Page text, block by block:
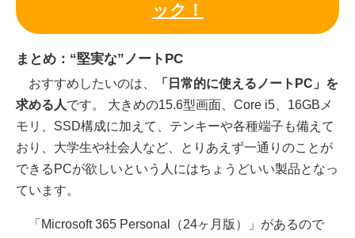
ック！
まとめ：“堅実な”ノートPC
おすすめしたいのは、
「日常的に使えるノートPC」を
求める人です。 大きめの15.6型画面、Core i5、16GBメ
モリ、SSD構成に加えて、テンキーや各種端子も備えて
おり、大学生や社会人など、とりあえず一通りのことが
できるPCが欲しいという人にはちょうどいい製品となっ
ています。
「Microsoft 365 Personal（24ヶ月版）」があるので